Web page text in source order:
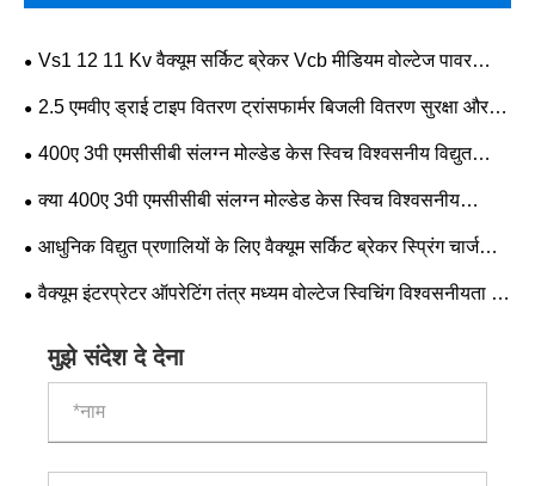
Vs1 12 11 Kv वैक्यूम सर्किट ब्रेकर Vcb मीडियम वोल्टेज पावर
सिस्टम सुरक्षा में सुधार कैसे कर सकता है?
2.5 एमवीए ड्राई टाइप वितरण ट्रांसफार्मर बिजली वितरण सुरक्षा और
दक्षता में सुधार कैसे कर सकते हैं
400ए 3पी एमसीसीबी संलग्न मोल्डेड केस स्विच विश्वसनीय विद्युत
सुरक्षा के लिए पसंदीदा समाधान क्यों बन रहा है?
क्या 400ए 3पी एमसीसीबी संलग्न मोल्डेड केस स्विच विश्वसनीय
औद्योगिक विद्युत वितरण के लिए सर्वोत्तम विकल्प है
आधुनिक विद्युत प्रणालियों के लिए वैक्यूम सर्किट ब्रेकर स्प्रिंग चार्ज
ऑपरेटिंग तंत्र को क्या आवश्यक बनाता है
वैक्यूम इंटरप्रेटर ऑपरेटिंग तंत्र मध्यम वोल्टेज स्विचिंग विश्वसनीयता में
मुझे संदेश दे देना